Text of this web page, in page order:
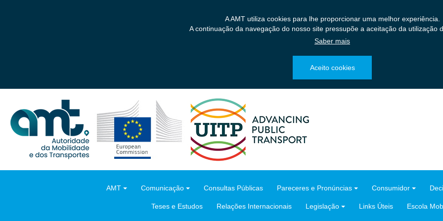
A AMT utiliza cookies para lhe proporcionar uma melhor experiência.
A continuação da navegação do nosso site pressupõe a aceitação da utilização
Saber mais
Aceito cookies
AMT Comunicação Consultas Públicas Pareceres e Pronúncias Consumidor
Teses e Estudos Relações Internacionais Legislação Links Úteis Escola